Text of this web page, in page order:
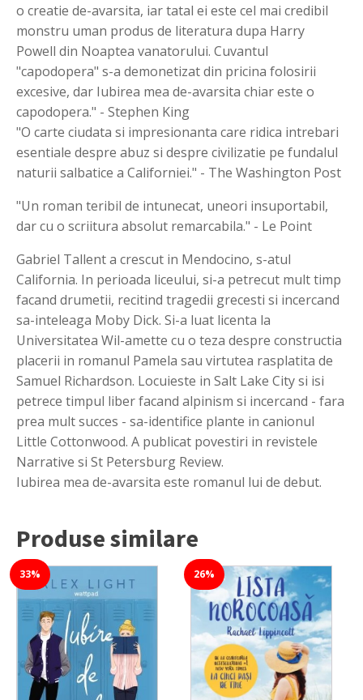
o creatie de-avarsita, iar tatal ei este cel mai credibil
monstru uman produs de literatura dupa Harry
Powell din Noaptea vanatorului. Cuvantul
"capodopera" s-a demonetizat din pricina folosirii
excesive, dar Iubirea mea de-avarsita chiar este o
capodopera." - Stephen King
"O carte ciudata si impresionanta care ridica intrebari
esentiale despre abuz si despre civilizatie pe fundalul
naturii salbatice a Californiei." - The Washington Post
"Un roman teribil de intunecat, uneori insuportabil,
dar cu o scriitura absolut remarcabila." - Le Point
Gabriel Tallent a crescut in Mendocino, s-atul
California. In perioada liceului, si-a petrecut mult timp
facand drumetii, recitind tragedii grecesti si incercand
sa-inteleaga Moby Dick. Si-a luat licenta la
Universitatea Wil-amette cu o teza despre constructia
placerii in romanul Pamela sau virtutea rasplatita de
Samuel Richardson. Locuieste in Salt Lake City si isi
petrece timpul liber facand alpinism si incercand - fara
prea mult succes - sa-identifice plante in canionul
Little Cottonwood. A publicat povestiri in revistele
Narrative si St Petersburg Review.
Iubirea mea de-avarsita este romanul lui de debut.
Produse similare
33% 26%